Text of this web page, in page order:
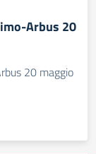
Arbus 20
20 maggio